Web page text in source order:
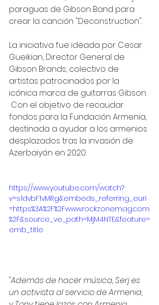
paraguas de Gibson Band para
crear la canción "Deconstruction".
La iniciativa fue ideada por Cesar
Gueikian, Director General de
Gibson Brands, colectivo de
artistas patrocinados por la
icónica marca de guitarras Gibson.
Con el objetivo de recaudar
fondos para la Fundación Armenia,
destinada a ayudar a los armenios
desplazados tras la invasión de
Azerbaiyán en 2020.
https://www.youtube.com/watch?
v=s1dvbF1vMRg&embeds_referring_euri
=https%3A%2F%2Fwww.rockzonemag.com
%2F&source_ve_path=MjM4NTE&feature=
emb_title
"Además de hacer música, Serj es
un activista al servicio de Armenia,